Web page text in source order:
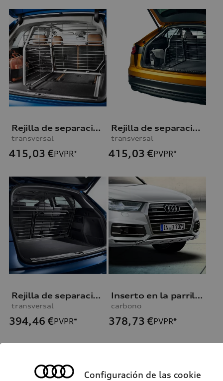
Rejilla de separación para el maletero Q7
transversal
415,03 €PVPR*
Rejilla de separación para el maletero Q8
transversal
415,03 €PVPR*
Rejilla de separación para el maletero Q5
transversal
394,46 €PVPR*
Inserto en la parrilla del radiador Q7
carbono
378,73 €PVPR*
Configuración de las cookie